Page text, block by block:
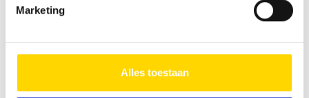
Marketing
Alles toestaan